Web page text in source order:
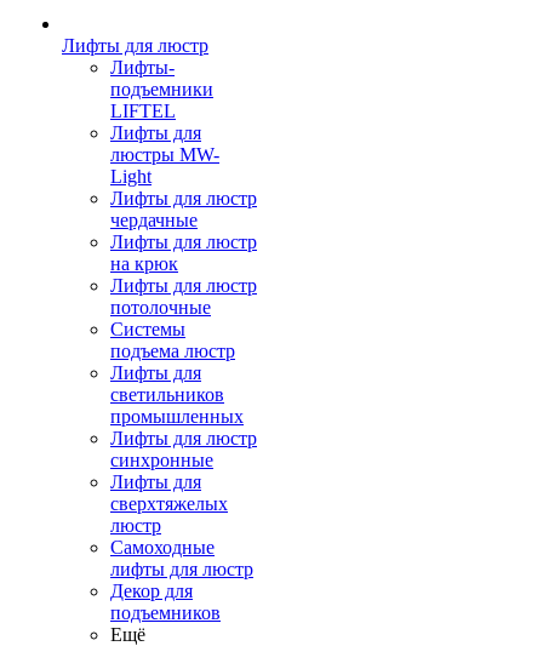
Лифты для люстр
Лифты-
подъемники
LIFTEL
Лифты для
люстры MW-
Light
Лифты для люстр
чердачные
Лифты для люстр
на крюк
Лифты для люстр
потолочные
Системы
подъема люстр
Лифты для
светильников
промышленных
Лифты для люстр
синхронные
Лифты для
сверхтяжелых
люстр
Самоходные
лифты для люстр
Декор для
подъемников
Ещё